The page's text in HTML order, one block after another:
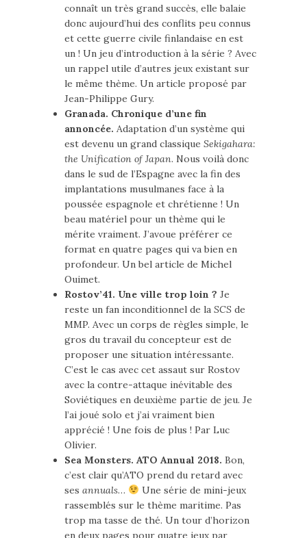
connaît un très grand succès, elle balaie
donc aujourd’hui des conflits peu connus
et cette guerre civile finlandaise en est
un ! Un jeu d’introduction à la série ? Avec
un rappel utile d’autres jeux existant sur
le même thème. Un article proposé par
Jean-Philippe Gury.
Granada. Chronique d’une fin
annoncée. Adaptation d’un système qui
est devenu un grand classique Sekigahara:
the Unification of Japan. Nous voilà donc
dans le sud de l’Espagne avec la fin des
implantations musulmanes face à la
poussée espagnole et chrétienne ! Un
beau matériel pour un thème qui le
mérite vraiment. J’avoue préférer ce
format en quatre pages qui va bien en
profondeur. Un bel article de Michel
Ouimet.
Rostov’41. Une ville trop loin ? Je
reste un fan inconditionnel de la SCS de
MMP. Avec un corps de règles simple, le
gros du travail du concepteur est de
proposer une situation intéressante.
C’est le cas avec cet assaut sur Rostov
avec la contre-attaque inévitable des
Soviétiques en deuxième partie de jeu. Je
l’ai joué solo et j’ai vraiment bien
apprécié ! Une fois de plus ! Par Luc
Olivier.
Sea Monsters. ATO Annual 2018. Bon,
c’est clair qu’ATO prend du retard avec
ses annuals…
Une série de mini-jeux
rassemblés sur le thème maritime. Pas
trop ma tasse de thé. Un tour d’horizon
en deux pages pour quatre jeux par